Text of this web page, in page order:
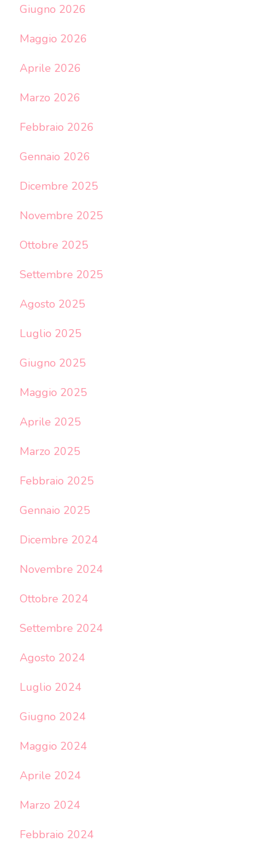
Giugno 2026
Maggio 2026
Aprile 2026
Marzo 2026
Febbraio 2026
Gennaio 2026
Dicembre 2025
Novembre 2025
Ottobre 2025
Settembre 2025
Agosto 2025
Luglio 2025
Giugno 2025
Maggio 2025
Aprile 2025
Marzo 2025
Febbraio 2025
Gennaio 2025
Dicembre 2024
Novembre 2024
Ottobre 2024
Settembre 2024
Agosto 2024
Luglio 2024
Giugno 2024
Maggio 2024
Aprile 2024
Marzo 2024
Febbraio 2024